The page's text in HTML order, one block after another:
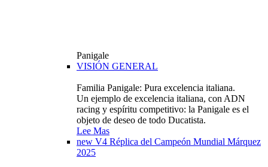
Panigale
VISIÓN GENERAL
Familia Panigale: Pura excelencia italiana.
Un ejemplo de excelencia italiana, con ADN
racing y espíritu competitivo: la Panigale es el
objeto de deseo de todo Ducatista.
Lee Mas
new V4 Réplica del Campeón Mundial Márquez
2025